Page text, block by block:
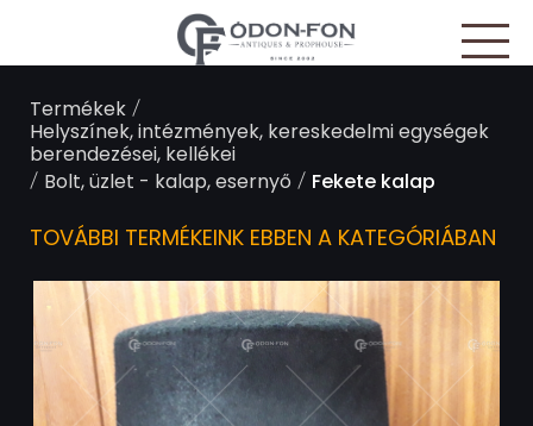
Termékek/
Helyszínek, intézmények, kereskedelmi egységek
berendezései, kellékei
/ Bolt, üzlet - kalap, esernyő / Fekete kalap
TOVÁBBI TERMÉKEINK EBBEN A KATEGÓRIÁBAN